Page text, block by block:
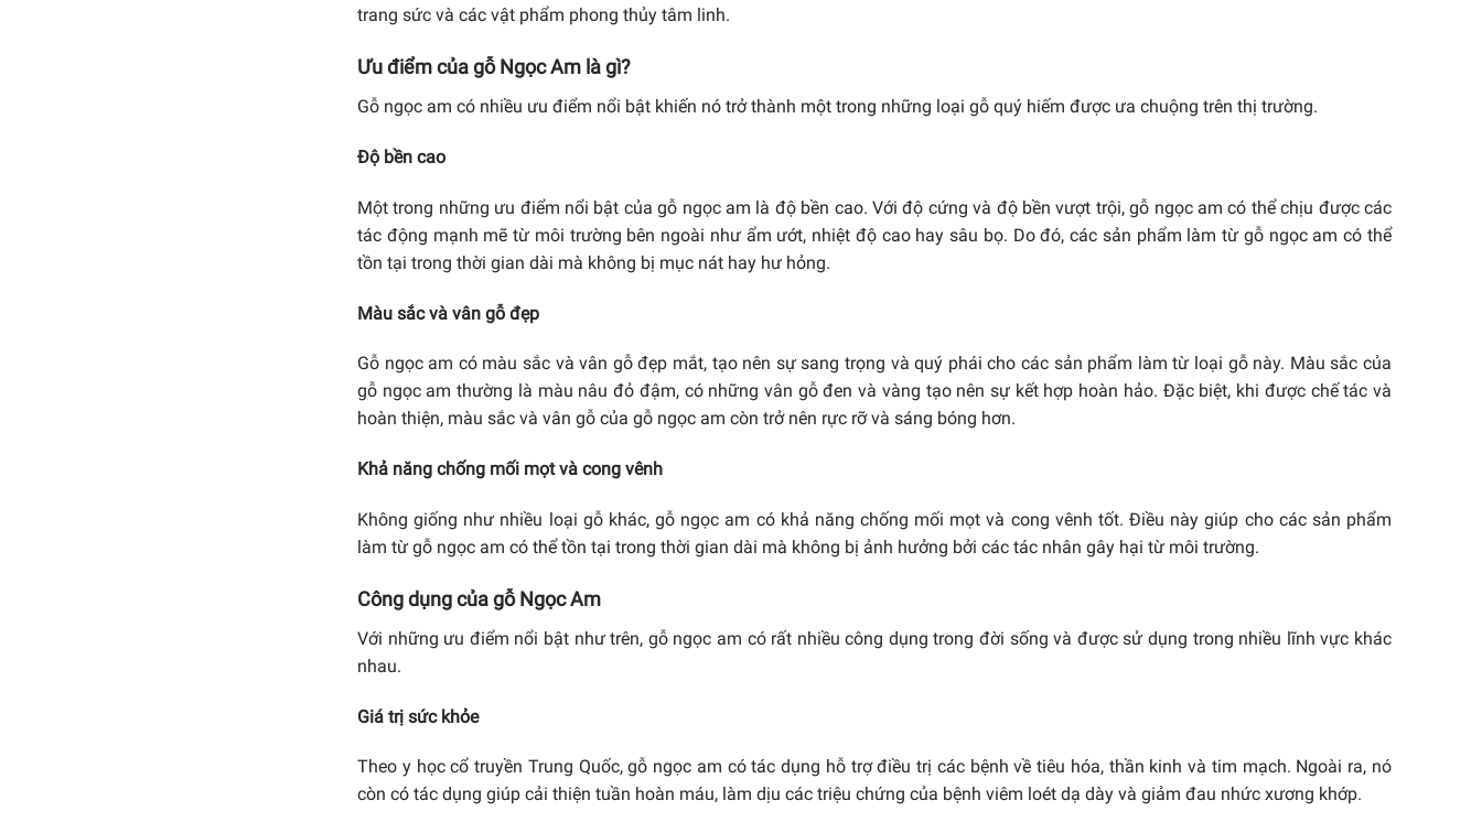
trang sức và các vật phẩm phong thủy tâm linh.
Ưu điểm của gỗ Ngọc Am là gì?
Gỗ ngọc am có nhiều ưu điểm nổi bật khiến nó trở thành một trong những loại gỗ quý hiếm được ưa chuộng trên thị trường.
Độ bền cao
Một trong những ưu điểm nổi bật của gỗ ngọc am là độ bền cao. Với độ cứng và độ bền vượt trội, gỗ ngọc am có thể chịu được các
tác động mạnh mẽ từ môi trường bên ngoài như ẩm ướt, nhiệt độ cao hay sâu bọ. Do đó, các sản phẩm làm từ gỗ ngọc am có thể
tồn tại trong thời gian dài mà không bị mục nát hay hư hỏng.
Màu sắc và vân gỗ đẹp
Gỗ ngọc am có màu sắc và vân gỗ đẹp mắt, tạo nên sự sang trọng và quý phái cho các sản phẩm làm từ loại gỗ này. Màu sắc của
gỗ ngọc am thường là màu nâu đỏ đậm, có những vân gỗ đen và vàng tạo nên sự kết hợp hoàn hảo. Đặc biệt, khi được chế tác và
hoàn thiện, màu sắc và vân gỗ của gỗ ngọc am còn trở nên rực rỡ và sáng bóng hơn.
Khả năng chống mối mọt và cong vênh
Không giống như nhiều loại gỗ khác, gỗ ngọc am có khả năng chống mối mọt và cong vênh tốt. Điều này giúp cho các sản phẩm
làm từ gỗ ngọc am có thể tồn tại trong thời gian dài mà không bị ảnh hưởng bởi các tác nhân gây hại từ môi trường.
Công dụng của gỗ Ngọc Am
Với những ưu điểm nổi bật như trên, gỗ ngọc am có rất nhiều công dụng trong đời sống và được sử dụng trong nhiều lĩnh vực khác
nhau.
Giá trị sức khỏe
Theo y học cổ truyền Trung Quốc, gỗ ngọc am có tác dụng hỗ trợ điều trị các bệnh về tiêu hóa, thần kinh và tim mạch. Ngoài ra, nó
còn có tác dụng giúp cải thiện tuần hoàn máu, làm dịu các triệu chứng của bệnh viêm loét dạ dày và giảm đau nhức xương khớp.